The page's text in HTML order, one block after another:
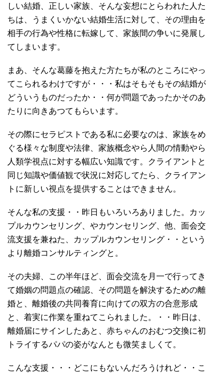
しい結婚、正しい家族、そんな妄想にとらわれた人た
ちは、うまくいかない結婚生活に対して、その理由を
相手の行為や性格に転嫁して、家族間の争いに発展し
てしまいます。
まあ、そんな葛藤を抱えた方たちが私のところにやっ
てこられるわけですが・・・私はそもそもその結婚が
どういうものだったか・・何が問題であったかそのあ
たりに向きあつてもらいます。
その際にセラピストである私に必要なのは、家族をめ
ぐる様々な制度や法律、家族概念やら人間の情動やら
人類学視点に対する幅広い知識です。クライアントと
同じ知識や価値観で状況に対応してたら、クライアン
トに新しい視点を提供することはできません。
そんな私の支援・・昨日もいろいろありました。カッ
プルカウンセリング、やカウンセリング、他、面会交
流支援を兼ねた、カップルカウンセリング・・という
より離婚コンサルティングと。
その夫婦、この半年ほど、面会交流を月一で行ってき
て婚姻の問題点の確認、その問題を解決するための離
婚と、離婚後の共同養育に向けての双方の合意形成
と、着実に作業を重ねてこられました。・・昨日は、
離婚届にサインしたあと、赤ちゃんのおむつ交換に初
トライするパパの姿がなんとも微笑ましくて。
こんな支援・・・どこにもないんだろうけれど・・こ